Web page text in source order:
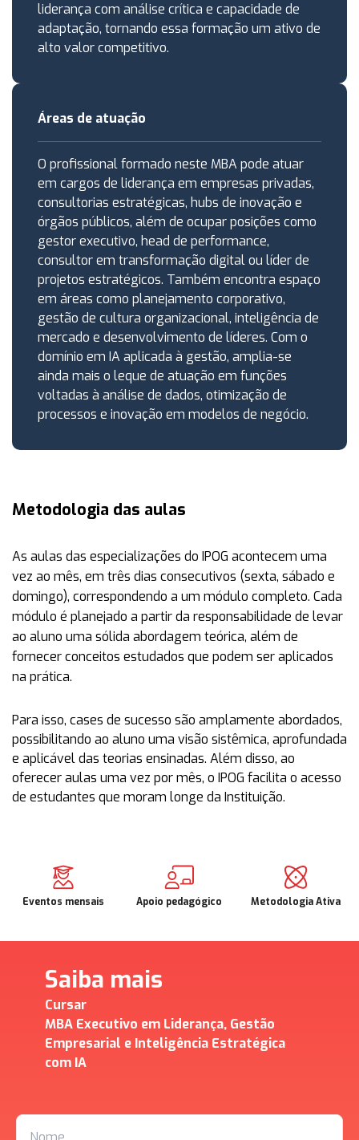
liderança com análise crítica e capacidade de
adaptação, tornando essa formação um ativo de
alto valor competitivo.
Áreas de atuação
O profissional formado neste MBA pode atuar
em cargos de liderança em empresas privadas,
consultorias estratégicas, hubs de inovação e
órgãos públicos, além de ocupar posições como
gestor executivo, head de performance,
consultor em transformação digital ou líder de
projetos estratégicos. Também encontra espaço
em áreas como planejamento corporativo,
gestão de cultura organizacional, inteligência de
mercado e desenvolvimento de líderes. Com o
domínio em IA aplicada à gestão, amplia-se
ainda mais o leque de atuação em funções
voltadas à análise de dados, otimização de
processos e inovação em modelos de negócio.
Metodologia das aulas
As aulas das especializações do IPOG acontecem uma
vez ao mês, em três dias consecutivos (sexta, sábado e
domingo), correspondendo a um módulo completo. Cada
módulo é planejado a partir da responsabilidade de levar
ao aluno uma sólida abordagem teórica, além de
fornecer conceitos estudados que podem ser aplicados
na prática.
Para isso, cases de sucesso são amplamente abordados,
possibilitando ao aluno uma visão sistêmica, aprofundada
e aplicável das teorias ensinadas. Além disso, ao
oferecer aulas uma vez por mês, o IPOG facilita o acesso
de estudantes que moram longe da Instituição.
Eventos mensais Apoio pedagógico Metodologia Ativa
Saiba mais
Cursar
MBA Executivo em Liderança, Gestão
Empresarial e Inteligência Estratégica
com IA